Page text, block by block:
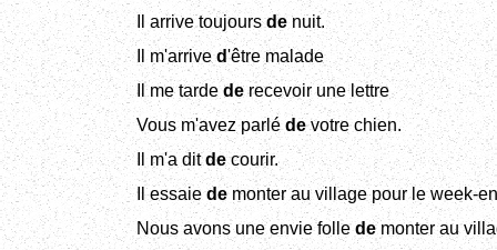
Il arrive toujoursdenuit.
Il m'arrive d'être malade
Il me tarde derecevoir une lettre
Vous m'avez parlé devotre chien.
Il m'a ditdecourir.
Il essaie demonter au village pour le week-
Nous avons une envie folle demonter au